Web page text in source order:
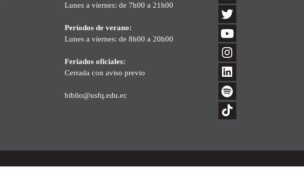
Lunes a viernes: de 7h00 a 21h00
Períodos de verano:
Lunes a viernes: de 8h00 a 20h00
Feriados oficiales:
Cerrada con aviso previo
biblio@usfq.edu.ec